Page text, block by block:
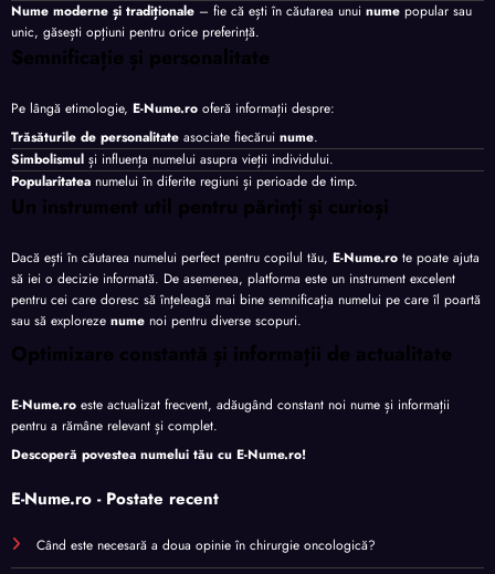
Nume moderne și tradiționale – fie că ești în căutarea unui nume popular sau
unic, găsești opțiuni pentru orice preferință.
Semnificație și personalitate
Pe lângă etimologie, E-Nume.ro oferă informații despre:
Trăsăturile de personalitate asociate fiecărui nume.
Simbolismul și influența numelui asupra vieții individului.
Popularitatea numelui în diferite regiuni și perioade de timp.
Un instrument util pentru părinți și curioși
Dacă ești în căutarea numelui perfect pentru copilul tău, E-Nume.ro te poate ajuta
să iei o decizie informată. De asemenea, platforma este un instrument excelent
pentru cei care doresc să înțeleagă mai bine semnificația numelui pe care îl poartă
sau să exploreze nume noi pentru diverse scopuri.
Optimizare constantă și informații de actualitate
E-Nume.ro este actualizat frecvent, adăugând constant noi nume și informații
pentru a rămâne relevant și complet.
Descoperă povestea numelui tău cu E-Nume.ro!
E-Nume.ro - Postate recent
Când este necesară a doua opinie în chirurgie oncologică?